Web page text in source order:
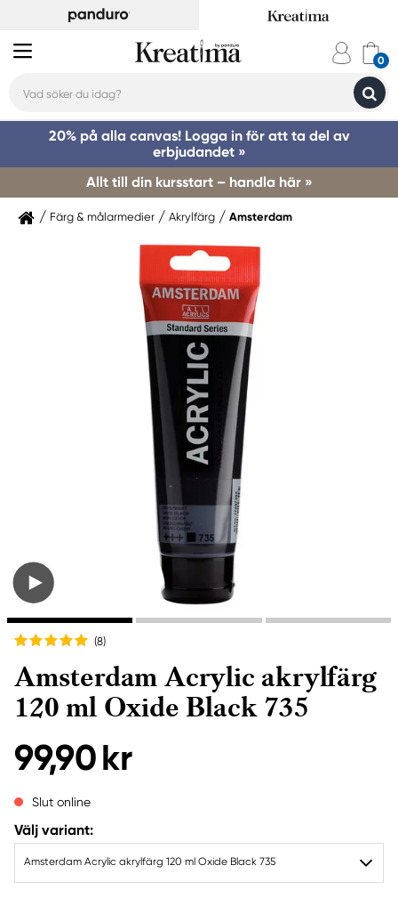
20% på alla canvas! Logga in för att ta del av
erbjudandet »
Allt till din kursstart – handla här »
Färg & målarmedier Akrylfärg Amsterdam
(8)
Amsterdam Acrylic akrylfärg
120 ml Oxide Black 735
99,90 kr
Slut online
Välj variant:
Amsterdam Acrylic akrylfärg 120 ml Oxide Black 735